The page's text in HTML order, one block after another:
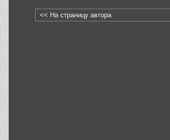
<< На страницу автора